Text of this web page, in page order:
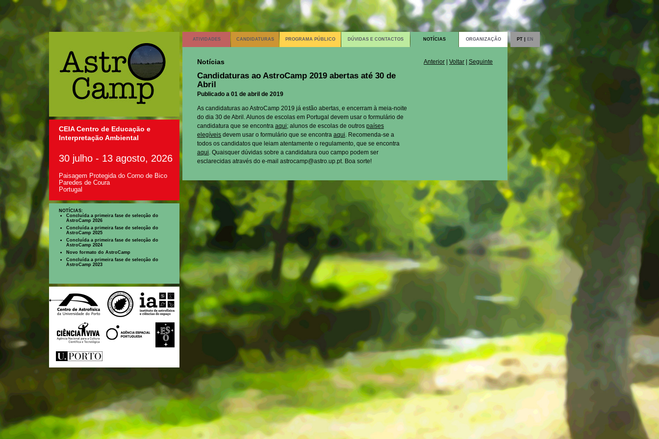
PT | EN
CEIA Centro de Educação e
Interpretação Ambiental
30 julho - 13 agosto, 2026
Paisagem Protegida do Corno de Bico
Paredes de Coura
Portugal
NOTÍCIAS:
Concluída a primeira fase de selecção do
AstroCamp 2026
Concluída a primeira fase de selecção do
AstroCamp 2025
Concluída a primeira fase de selecção do
AstroCamp 2024
Novo formato do AstroCamp
Concluída a primeira fase de selecção do
AstroCamp 2023
ATIVIDADES CANDIDATURAS PROGRAMA PÚBLICO DÚVIDAS E CONTACTOS NOTÍCIAS ORGANIZAÇÃO
Notícias Anterior Voltar Seguinte
Candidaturas ao AstroCamp 2019 abertas até 30 de
Abril
Publicado a 01 de abril de 2019
As candidaturas ao AstroCamp 2019 já estão abertas, e encerram à meia-noite
do dia 30 de Abril. Alunos de escolas em Portugal devem usar o formulário de
candidatura que se encontra aqui; alunos de escolas de outros países
elegíveis devem usar o formulário que se encontra aqui. Recomenda-se a
todos os candidatos que leiam atentamente o regulamento, que se encontra
aqui. Quaisquer dúvidas sobre a candidatura ouo campo podem ser
esclarecidas através do e-mail astrocamp@astro.up.pt. Boa sorte!